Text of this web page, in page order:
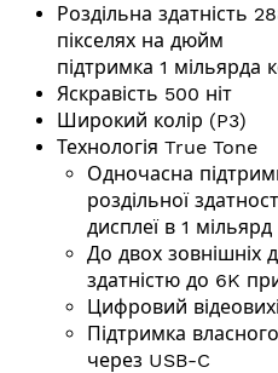
Роздільна здатність
пікселях на дюйм
підтримка 1 мільярда
Яскравість 500 ніт
Широкий колір (P3)
Технологія True Tone
Одночасна
роздільної
дисплеї в 1 мільярд
До двох зовнішніх
здатністю до 6K
Цифровий
Підтримка
через USB-C